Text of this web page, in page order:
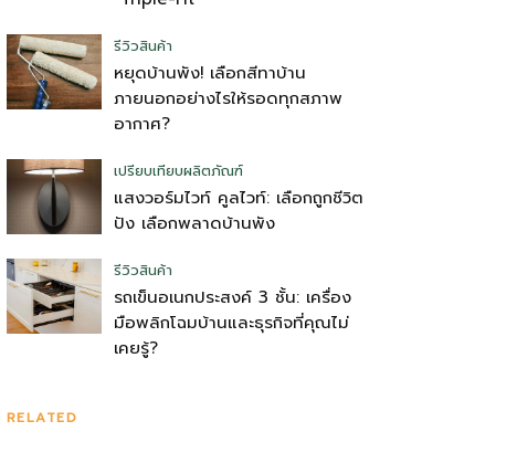
รีวิวสินค้า
หยุดบ้านพัง! เลือกสีทาบ้าน
ภายนอกอย่างไรให้รอดทุกสภาพ
อากาศ?
เปรียบเทียบผลิตภัณฑ์
แสงวอร์มไวท์ คูลไวท์: เลือกถูกชีวิต
ปัง เลือกพลาดบ้านพัง
รีวิวสินค้า
รถเข็นอเนกประสงค์ 3 ชั้น: เครื่อง
มือพลิกโฉมบ้านและธุรกิจที่คุณไม่
เคยรู้?
RELATED